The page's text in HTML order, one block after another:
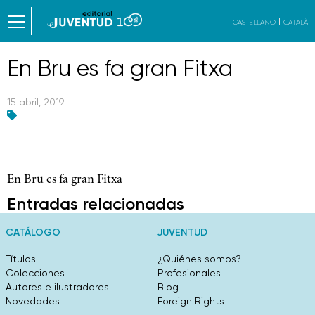
CASTELLANO CATALÀ
En Bru es fa gran Fitxa
15 abril, 2019
En Bru es fa gran Fitxa
Entradas relacionadas
CATÁLOGO
Títulos
Colecciones
Autores e ilustradores
Novedades
JUVENTUD
¿Quiénes somos?
Profesionales
Blog
Foreign Rights